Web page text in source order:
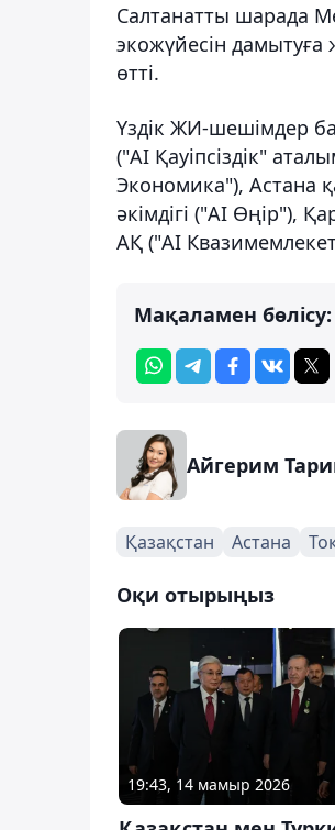
Салтанатты шарада
экожүйесін
өтті.
Үздік ЖИ-шешімдер
("AI Қауіпсіздік"
Экономика"), Астана
әкімдігі ("AI Өңір"),
АҚ ("AI
Мақаламен бөлісу:
Айгерим
Қазақстан Астана
Оқи отырыңыз
19:43, 14 мамыр 2026